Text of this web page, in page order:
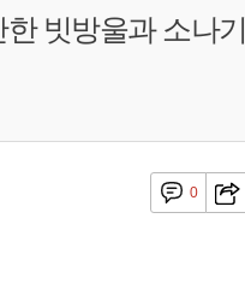
빗방울과 소나기
0